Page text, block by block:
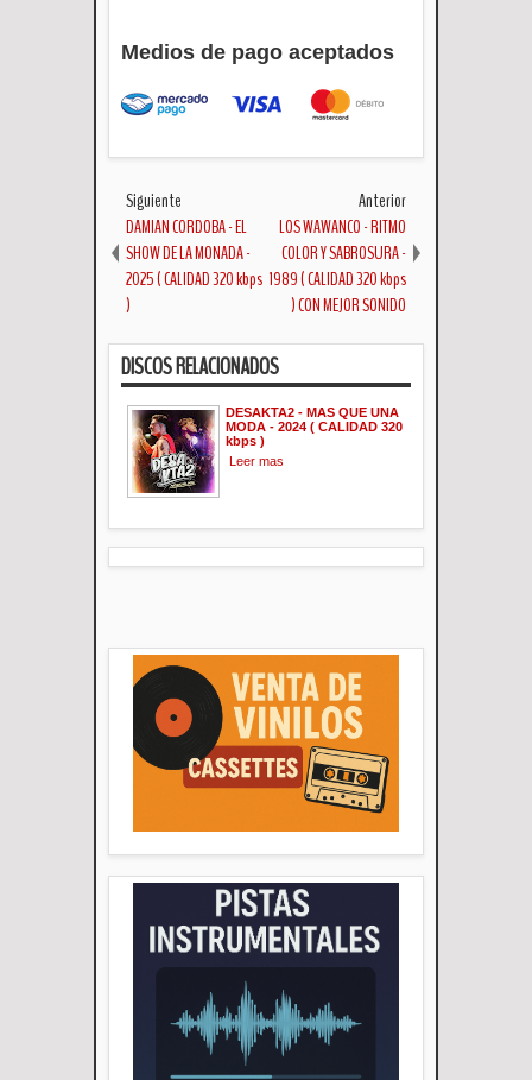
Medios de pago aceptados
Siguiente
DAMIAN CORDOBA - EL
SHOW DE LA MONADA -
2025 ( CALIDAD 320 kbps
)
Anterior
LOS WAWANCO - RITMO
COLOR Y SABROSURA -
1989 ( CALIDAD 320 kbps
) CON MEJOR SONIDO
DISCOS RELACIONADOS
DESAKTA2 - MAS QUE UNA
MODA - 2024 ( CALIDAD 320
kbps )
Leer mas